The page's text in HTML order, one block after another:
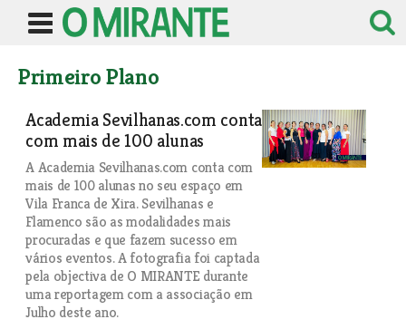
Primeiro Plano
Academia Sevilhanas.com conta
com mais de 100 alunas
A Academia Sevilhanas.com conta com
mais de 100 alunas no seu espaço em
Vila Franca de Xira. Sevilhanas e
Flamenco são as modalidades mais
procuradas e que fazem sucesso em
vários eventos. A fotografia foi captada
pela objectiva de O MIRANTE durante
uma reportagem com a associação em
Julho deste ano.